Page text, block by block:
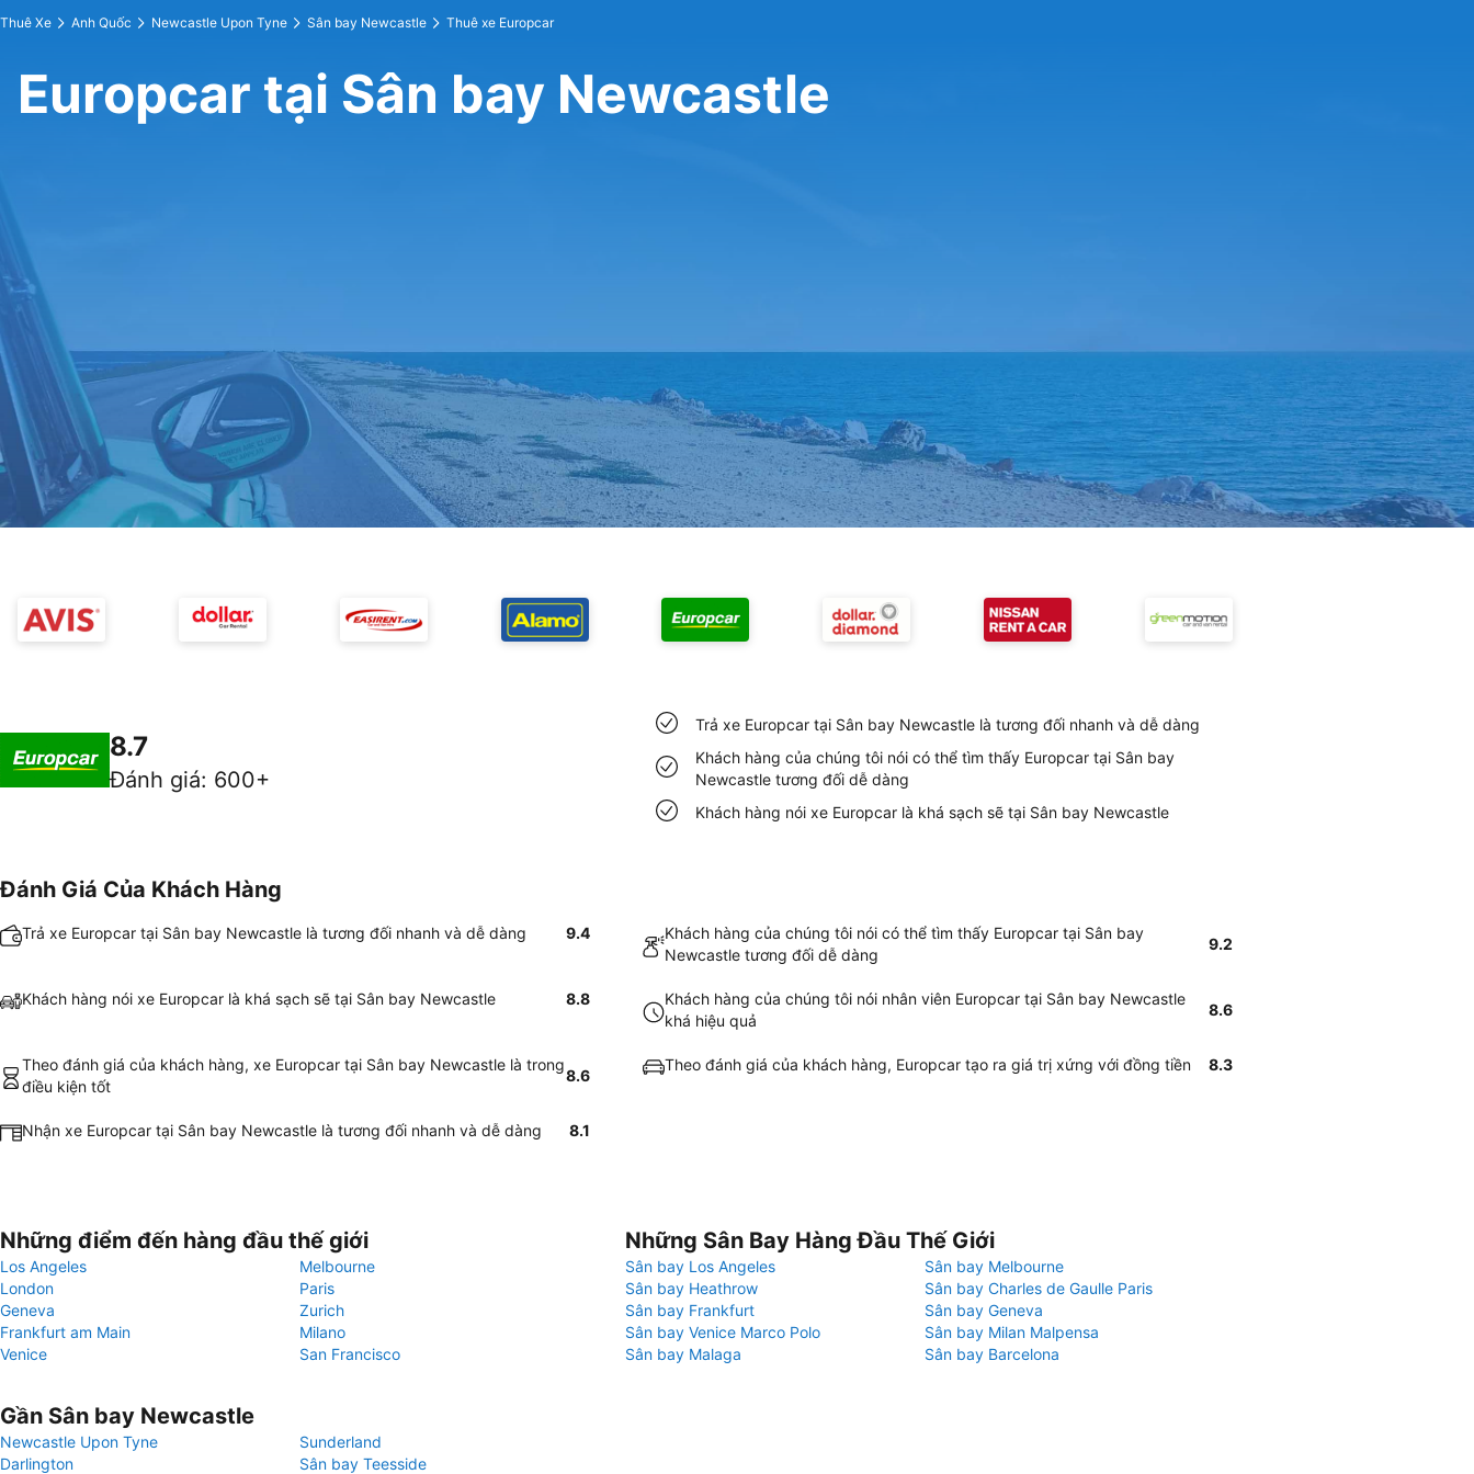
Thuê Xe Anh Quốc Newcastle Upon Tyne Sân bay Newcastle Thuê xe Europcar
Europcar tại Sân bay Newcastle
8.7
Đánh giá: 600+
Trả xe Europcar tại Sân bay Newcastle là tương đối nhanh và dễ dàng
Khách hàng của chúng tôi nói có thể tìm thấy Europcar tại Sân bay
Newcastle tương đối dễ dàng
Khách hàng nói xe Europcar là khá sạch sẽ tại Sân bay Newcastle
Đánh Giá Của Khách Hàng
Trả xe Europcar tại Sân bay Newcastle là tương đối nhanh và dễ dàng 9.4
Khách hàng của chúng tôi nói có thể tìm thấy Europcar tại Sân bay
Newcastle tương đối dễ dàng
9.2
Khách hàng nói xe Europcar là khá sạch sẽ tại Sân bay Newcastle 8.8
Khách hàng của chúng tôi nói nhân viên Europcar tại Sân bay Newcastle
khá hiệu quả
8.6
Theo đánh giá của khách hàng, xe Europcar tại Sân bay Newcastle là trong
điều kiện tốt
8.6
Theo đánh giá của khách hàng, Europcar tạo ra giá trị xứng với đồng tiền 8.3
Nhận xe Europcar tại Sân bay Newcastle là tương đối nhanh và dễ dàng 8.1
Những điểm đến hàng đầu thế giới
Los Angeles
Melbourne
London
Paris
Geneva
Zurich
Frankfurt am Main
Milano
Venice
San Francisco
Những Sân Bay Hàng Đầu Thế Giới
Sân bay Los Angeles
Sân bay Melbourne
Sân bay Heathrow
Sân bay Charles de Gaulle Paris
Sân bay Frankfurt
Sân bay Geneva
Sân bay Venice Marco Polo
Sân bay Milan Malpensa
Sân bay Malaga
Sân bay Barcelona
Gần Sân bay Newcastle
Newcastle Upon Tyne
Sunderland
Darlington
Sân bay Teesside